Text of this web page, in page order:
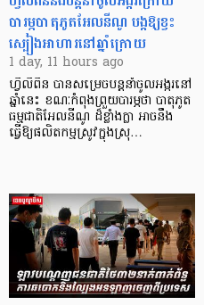
បារម្ភបាតុភូតអែលនីណូ បង្កឱ្យខ្វះ
ស្បៀងអាហារនៅឆ្នាំក្រោយ
1 day, 11 hours ago
ហ្វីលីពីន បាន​សម្រេចបន្តនាំចូលអង្ករនៅ
ឆ្នាំនេះ ខណៈកំពុងព្រួយបារម្ភថា បាតុភូត
ធម្មជាតិអែលនីណូ ដ៏ខ្លាំងក្លា​ អាចនឹង
ធ្វើឱ្យផលិតកម្មស្រូវក្នុងស្រុ…